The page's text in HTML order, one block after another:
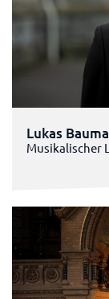
Lukas
Musikalischer